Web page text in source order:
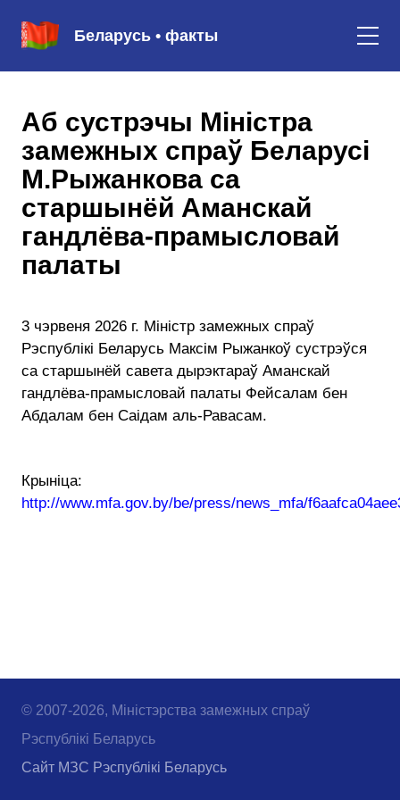
Беларусь • факты
Аб сустрэчы Міністра
замежных спраў Беларусі
М.Рыжанкова са
старшынёй Аманскай
гандлёва-прамысловай
палаты
3 чэрвеня 2026 г. Міністр замежных спраў
Рэспублікі Беларусь Максім Рыжанкоў сустрэўся
са старшынёй савета дырэктараў Аманскай
гандлёва-прамысловай палаты Фейсалам бен
Абдалам бен Саідам аль-Равасам.
Крыніца:
http://www.mfa.gov.by/be/press/news_mfa/
© 2007-2026, Міністэрства замежных спраў
Рэспублікі Беларусь
Сайт МЗС Рэспублікі Беларусь